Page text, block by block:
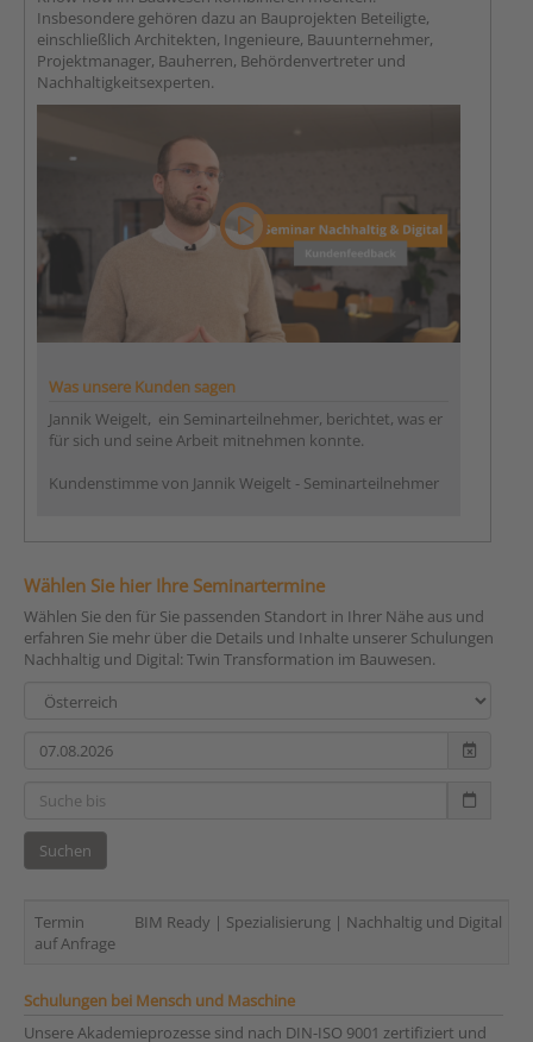
Insbesondere gehören dazu an Bauprojekten Beteiligte,
einschließlich Architekten, Ingenieure, Bauunternehmer,
Projektmanager, Bauherren, Behördenvertreter und
Nachhaltigkeitsexperten.
Was unsere Kunden sagen
Jannik Weigelt, ein Seminarteilnehmer, berichtet, was er
für sich und seine Arbeit mitnehmen konnte.
Kundenstimme von Jannik Weigelt - Seminarteilnehmer
Wählen Sie hier Ihre Seminartermine
Wählen Sie den für Sie passenden Standort in Ihrer Nähe aus und
erfahren Sie mehr über die Details und Inhalte unserer Schulungen
Nachhaltig und Digital: Twin Transformation im Bauwesen.
Suchen
Termin
auf Anfrage
BIM Ready | Spezialisierung | Nachhaltig und Digital |
Schulungen bei Mensch und Maschine
Unsere Akademieprozesse sind nach DIN-ISO 9001 zertifiziert und